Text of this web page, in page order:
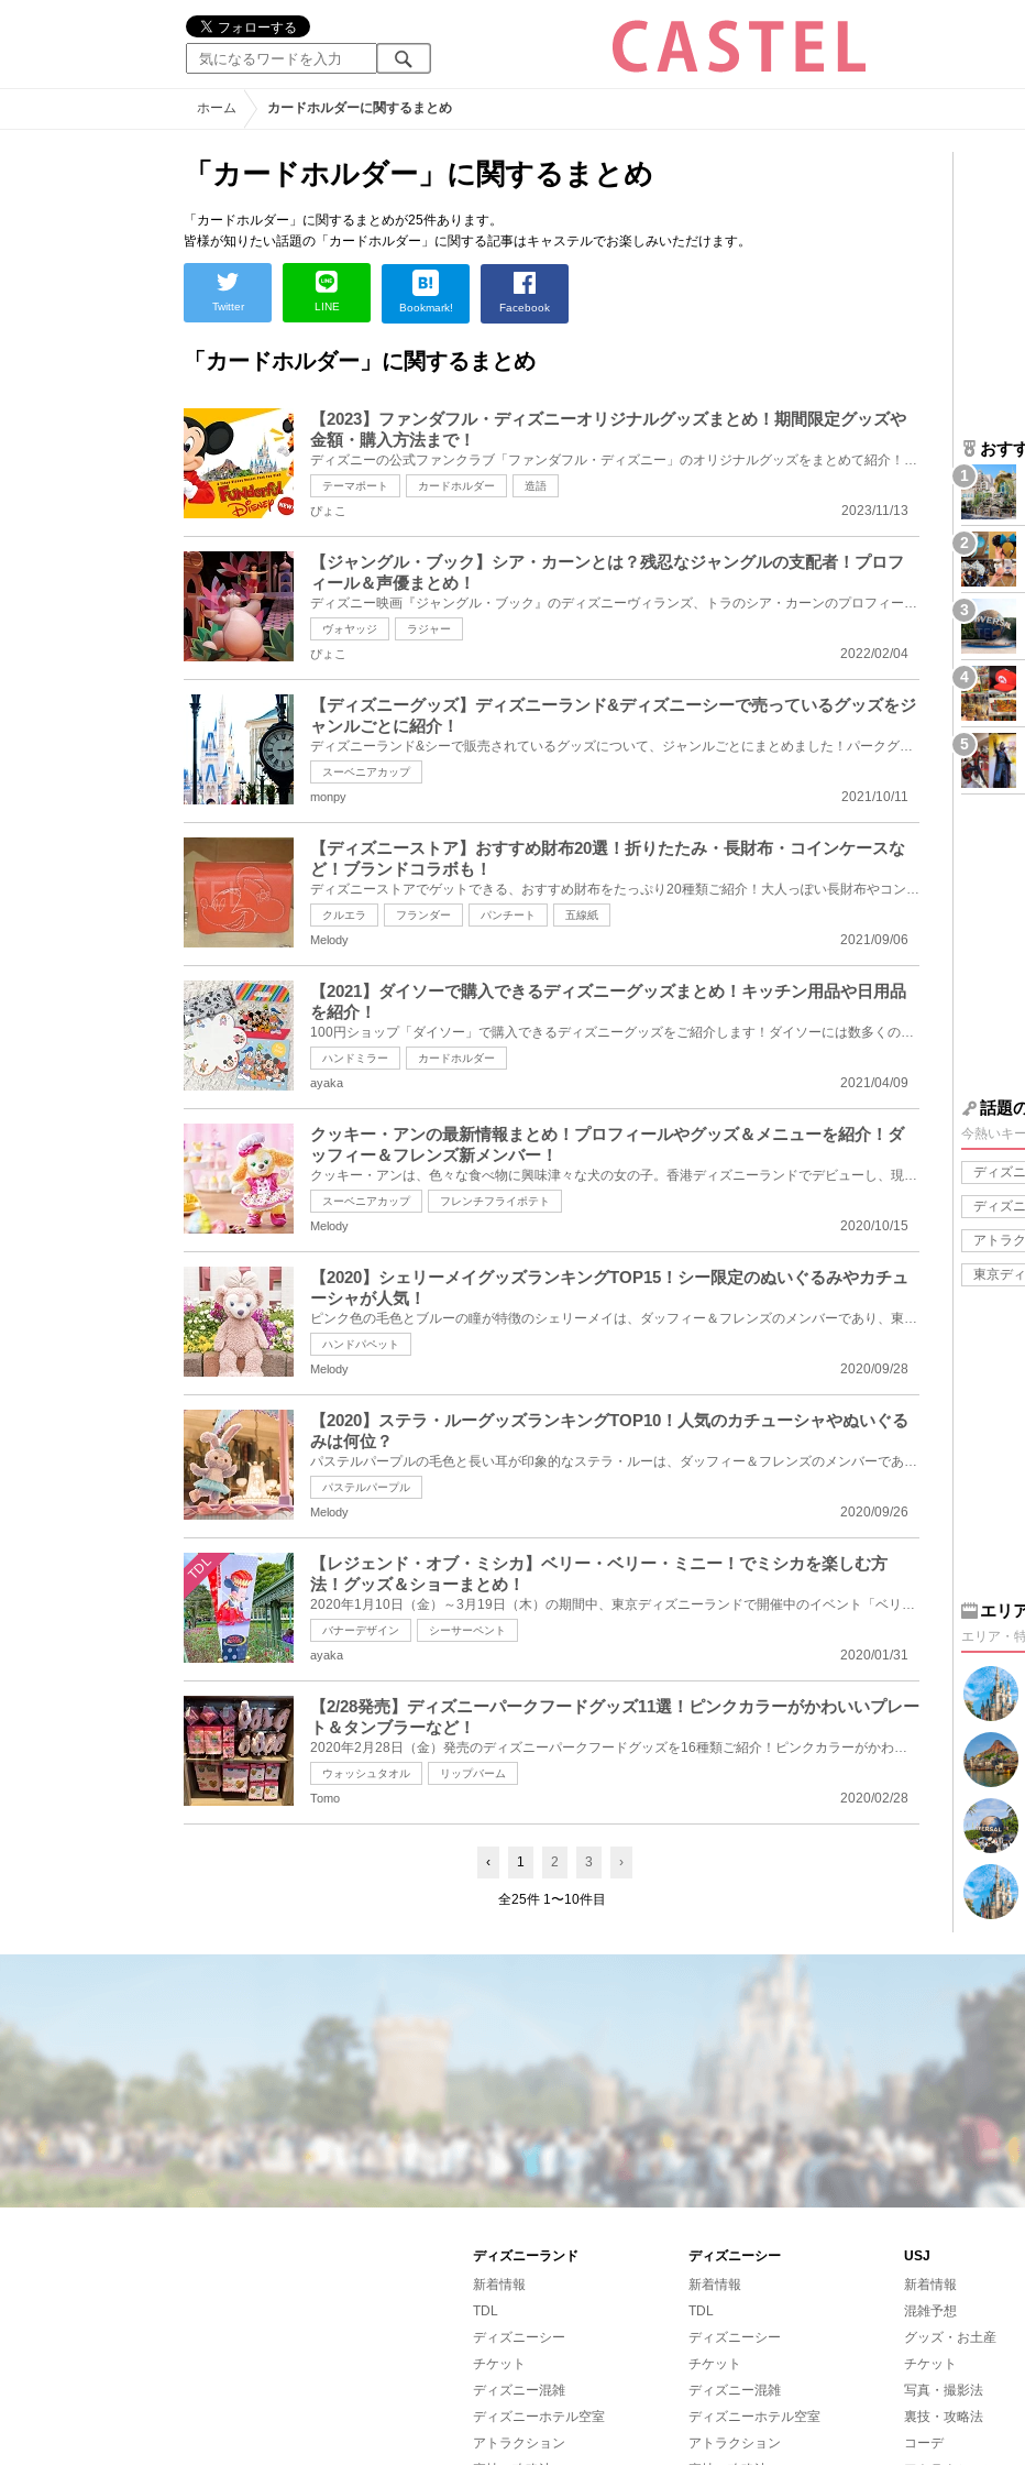
ホーム カードホルダーに関するまとめ
「カードホルダー」に関するまとめ
「カードホルダー」に関するまとめが25件あります。
皆様が知りたい話題の「カードホルダー」に関する記事はキャステルでお楽しみいただけます。
Twitter LINE Bookmark! Facebook
「カードホルダー」に関するまとめ
【2023】ファンダフル・ディズニーオリジナルグッズまとめ！期間限定グッズや
金額・購入方法まで！
ディズニーの公式ファンクラブ「ファンダフル・ディズニー」のオリジナルグッズをまとめて紹介！東京デ...
テーマポート カードホルダー 造語
2023/11/13
ぴょこ
【ジャングル・ブック】シア・カーンとは？残忍なジャングルの支配者！プロフ
ィール＆声優まとめ！
ディズニー映画『ジャングル・ブック』のディズニーヴィランズ、トラのシア・カーンのプロフィールをご...
ヴォヤッジ ラジャー
2022/02/04
ぴょこ
【ディズニーグッズ】ディズニーランド&ディズニーシーで売っているグッズをジ
ャンルごとに紹介！
ディズニーランド&シーで販売されているグッズについて、ジャンルごとにまとめました！パークグッズを「...
スーベニアカップ
2021/10/11
monpy
【ディズニーストア】おすすめ財布20選！折りたたみ・長財布・コインケースな
ど！ブランドコラボも！
ディズニーストアでゲットできる、おすすめ財布をたっぷり20種類ご紹介！大人っぽい長財布やコンパクト...
クルエラ フランダー パンチート 五線紙
2021/09/06
Melody
【2021】ダイソーで購入できるディズニーグッズまとめ！キッチン用品や日用品
を紹介！
100円ショップ「ダイソー」で購入できるディズニーグッズをご紹介します！ダイソーには数多くのディズニ...
ハンドミラー カードホルダー
2021/04/09
ayaka
クッキー・アンの最新情報まとめ！プロフィールやグッズ＆メニューを紹介！ダ
ッフィー＆フレンズ新メンバー！
クッキー・アンは、色々な食べ物に興味津々な犬の女の子。香港ディズニーランドでデビューし、現在では...
スーベニアカップ フレンチフライポテト
2020/10/15
Melody
【2020】シェリーメイグッズランキングTOP15！シー限定のぬいぐるみやカチュ
ーシャが人気！
ピンク色の毛色とブルーの瞳が特徴のシェリーメイは、ダッフィー＆フレンズのメンバーであり、東京ディ...
ハンドパペット
2020/09/28
Melody
【2020】ステラ・ルーグッズランキングTOP10！人気のカチューシャやぬいぐる
みは何位？
パステルパープルの毛色と長い耳が印象的なステラ・ルーは、ダッフィー＆フレンズのメンバーであり、東...
パステルパープル
2020/09/26
Melody
TDL
【レジェンド・オブ・ミシカ】ベリー・ベリー・ミニー！でミシカを楽しむ方
法！グッズ＆ショーまとめ！
2020年1月10日（金）～3月19日（木）の期間中、東京ディズニーランドで開催中のイベント「ベリー・ベリ...
バナーデザイン シーサーペント
2020/01/31
ayaka
【2/28発売】ディズニーパークフードグッズ11選！ピンクカラーがかわいいプレー
ト＆タンブラーなど！
2020年2月28日（金）発売のディズニーパークフードグッズを16種類ご紹介！ピンクカラーがかわいいパーク...
ウォッシュタオル リップバーム
2020/02/28
Tomo
‹ 1 2 3 ›
全25件 1〜10件目
おす
話題
今熱いキ
ディズ
ディズ
アトラ
東京デ
エリ
エリア・
ディズニーランド ディズニーシー
USJ
新着情報
TDL
ディズニーシー
チケット
ディズニー混雑
ディズニーホテル空室
アトラクション
新着情報
TDL
ディズニーシー
チケット
ディズニー混雑
ディズニーホテル空室
アトラクション
新着情報
混雑予想
グッズ・お土産
チケット
写真・撮影法
裏技・攻略法
コーデ